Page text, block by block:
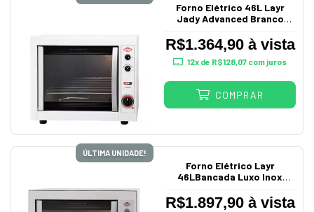
Forno Elétrico 46L Layr
Jady Advanced Branco
R$1.364,90 à vista
12x de R$128,07com juros
COMPRAR
ÚLTIMA UNIDADE!
Forno Elétrico Layr
46LBancada Luxo Inox
R$1.897,90 à vista